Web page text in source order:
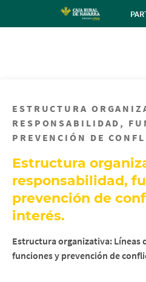
ESTRUCTURA
RESPONSABILIDAD,
PREVENCIÓN DE
Estructura
responsabilidad,
prevención de
interés.
Estructura organizativa: Líneas
funciones y prevención de